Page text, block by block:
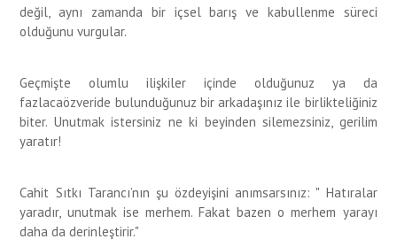
değil, aynı zamanda bir içsel barış ve kabullenme süreci
olduğunu vurgular.
Geçmişte olumlu ilişkiler içinde olduğunuz ya da
fazlacaözveride bulunduğunuz bir arkadaşınız ile birlikteliğiniz
biter. Unutmak istersiniz ne ki beyinden silemezsiniz, gerilim
yaratır!
Cahit Sıtkı Tarancı’nın şu özdeyişini anımsarsınız: " Hatıralar
yaradır, unutmak ise merhem. Fakat bazen o merhem yarayı
daha da derinleştirir."